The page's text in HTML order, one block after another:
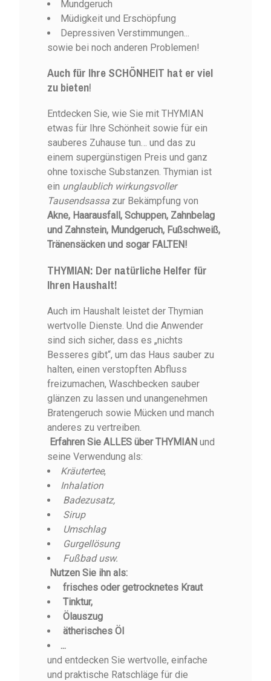
Mundgeruch
Müdigkeit und Erschöpfung
Depressiven Verstimmungen...
sowie bei noch anderen Problemen!
Auch für Ihre SCHÖNHEIT hat er viel
zu bieten!
Entdecken Sie, wie Sie mit THYMIAN
etwas für Ihre Schönheit sowie für ein
sauberes Zuhause tun… und das zu
einem supergünstigen Preis und ganz
ohne toxische Substanzen. Thymian ist
ein unglaublich wirkungsvoller
Tausendsassa zur Bekämpfung von
Akne, Haarausfall, Schuppen, Zahnbelag
und Zahnstein, Mundgeruch, Fußschweiß,
Tränensäcken und sogar FALTEN!
THYMIAN: Der natürliche Helfer für
Ihren Haushalt!
Auch im Haushalt leistet der Thymian
wertvolle Dienste. Und die Anwender
sind sich sicher, dass es „nichts
Besseres gibt“, um das Haus sauber zu
halten, einen verstopften Abfluss
freizumachen, Waschbecken sauber
glänzen zu lassen und unangenehmen
Bratengeruch sowie Mücken und manch
anderes zu vertreiben.
Erfahren Sie ALLES über THYMIANund
seine Verwendung als:
Kräutertee,
Inhalation
Badezusatz,
Sirup
Umschlag
Gurgellösung
Fußbad usw.
Nutzen Sie ihn als:
frisches oder getrocknetes Kraut
Tinktur,
Ölauszug
ätherisches Öl
...
und entdecken Sie wertvolle, einfache
und praktische Ratschläge für die